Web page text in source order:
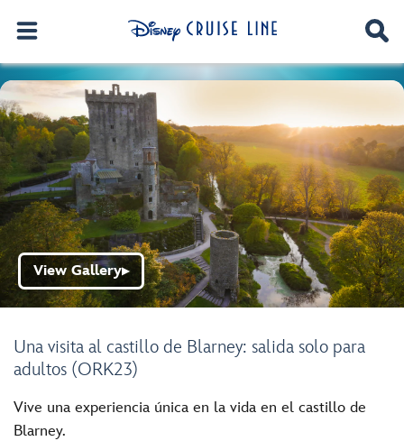
Una visita al castillo de Blarney: salida solo para
adultos (ORK23)
View Gallery▶
Vive una experiencia única en la vida en el castillo de
Blarney.